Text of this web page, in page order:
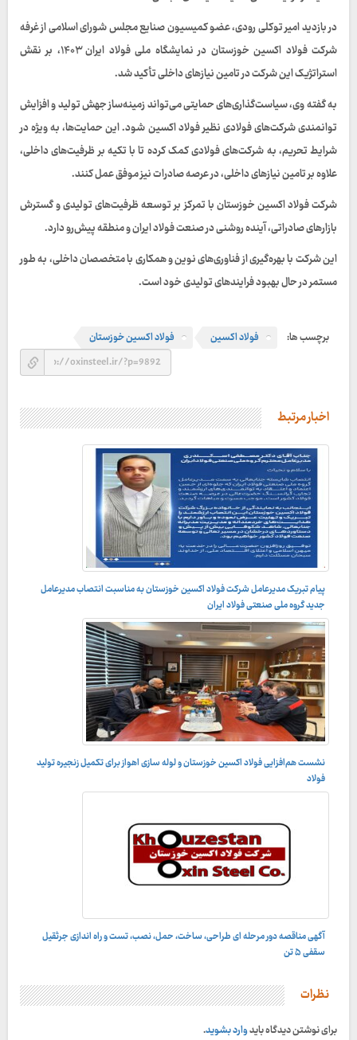
در بازدید امیر توکلی رودی، عضو کمیسیون صنایع مجلس شورای اسلامی از غرفه
شرکت فولاد اکسین خوزستان در نمایشگاه ملی فولاد ایران ۱۴۰۳، بر نقش
استراتژیک این شرکت در تامین نیازهای داخلی تأکید شد.
به گفته وی، سیاست‌گذاری‌های حمایتی می‌تواند زمینه‌ساز جهش تولید و افزایش
توانمندی شرکت‌های فولادی نظیر فولاد اکسین شود. این حمایت‌ها، به‌ ویژه در
شرایط تحریم، به شرکت‌های فولادی کمک کرده تا با تکیه بر ظرفیت‌های داخلی،
علاوه بر تامین نیازهای داخلی، در عرصه صادرات نیز موفق عمل کنند.
شرکت فولاد اکسین خوزستان با تمرکز بر توسعه ظرفیت‌های تولیدی و گسترش
بازارهای صادراتی، آینده روشنی در صنعت فولاد ایران و منطقه پیش‌رو دارد.
این شرکت با بهره‌گیری از فناوری‌های نوین و همکاری با متخصصان داخلی، به‌ طور
مستمر در حال بهبود فرایندهای تولیدی خود است.
برچسب ها: فولاد اکسین فولاد اکسین خوزستان
اخبار مرتبط
پیام تبریک مدیرعامل شرکت فولاد اکسین خوزستان به مناسبت انتصاب مدیرعامل
جدید گروه ملی صنعتی فولاد ایران
نشست هم‌افزایی فولاد اکسین خوزستان و لوله‌ سازی اهواز برای تکمیل زنجیره تولید
فولاد
آگهی مناقصه دور مرحله ای طراحی، ساخت، حمل، نصب، تست و راه اندازى جرثقيل
سقفى ۵ تن
نظرات
برای نوشتن دیدگاه بایدوارد بشوید.